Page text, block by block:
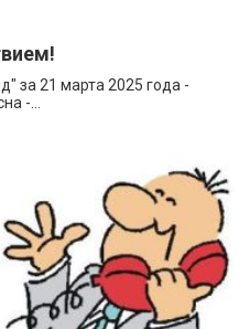
за 21 марта 2025 года -
-...